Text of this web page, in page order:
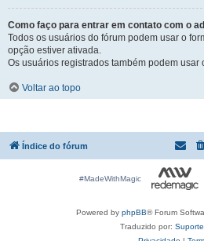
Como faço para entrar em contato com o
Todos os usuários do fórum podem usar o
opção estiver ativada.
Os usuários registrados também podem usar
Voltar ao topo
Índice do fórum
#MadeWithMagic
Powered by phpBB® Forum
Traduzido por: